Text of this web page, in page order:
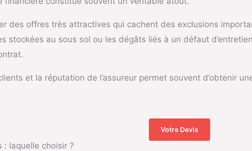
des offres très attractives qui cachent des exclusions
stockées au sous sol ou les dégâts liés à un défaut
et la réputation de l’assureur permet souvent d’obtenir
Votre Devis
: laquelle choisir ?